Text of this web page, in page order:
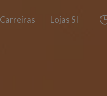
Carreiras Lojas SI